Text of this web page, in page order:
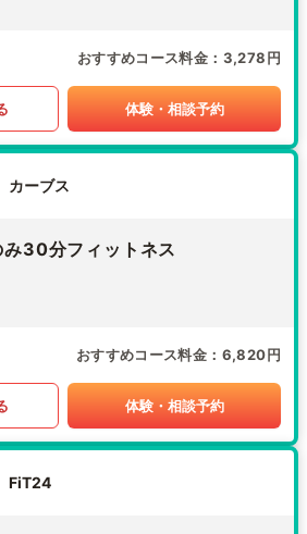
おすすめコース料金 3,278円
体験・相談予約
カーブス
み30分フィットネス
おすすめコース料金 6,820円
体験・相談予約
FiT24